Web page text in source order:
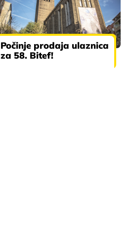
Počinje prodaja ulaznica
za 58. Bitef!